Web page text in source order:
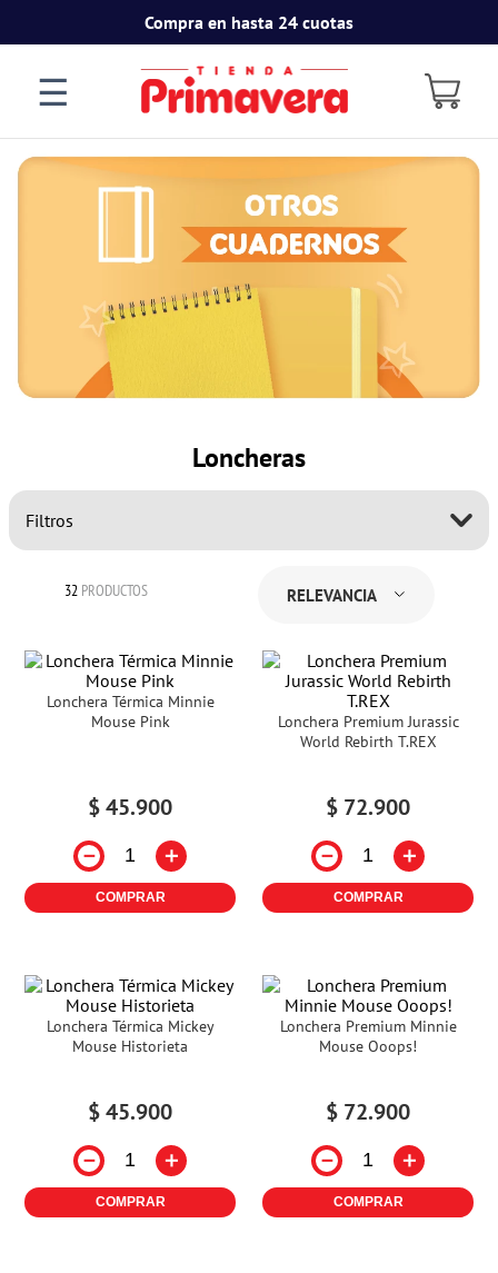
Compra en hasta 24 cuotas
☰
Loncheras
Filtros
32 PRODUCTOS RELEVANCIA
Lonchera Térmica Minnie
Mouse Pink
$45.900
－ ＋
COMPRAR
Lonchera Premium Jurassic
World Rebirth T.REX
$ 72.900
－ ＋
COMPRAR
Lonchera Térmica Mickey
Mouse Historieta
$45.900
－ ＋
COMPRAR
Lonchera Premium Minnie
Mouse Ooops!
$ 72.900
－ ＋
COMPRAR